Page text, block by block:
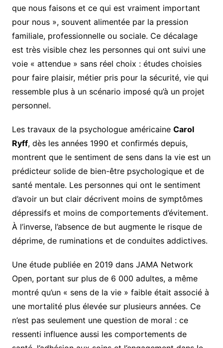
que nous faisons et ce qui est vraiment important
pour nous », souvent alimentée par la pression
familiale, professionnelle ou sociale. Ce décalage
est très visible chez les personnes qui ont suivi une
voie « attendue » sans réel choix : études choisies
pour faire plaisir, métier pris pour la sécurité, vie qui
ressemble plus à un scénario imposé qu’à un projet
personnel.
Les travaux de la psychologue américaine Carol
Ryff, dès les années 1990 et confirmés depuis,
montrent que le sentiment de sens dans la vie est un
prédicteur solide de bien-être psychologique et de
santé mentale. Les personnes qui ont le sentiment
d’avoir un but clair décrivent moins de symptômes
dépressifs et moins de comportements d’évitement.
À l’inverse, l’absence de but augmente le risque de
déprime, de ruminations et de conduites addictives.
Une étude publiée en 2019 dans JAMA Network
Open, portant sur plus de 6 000 adultes, a même
montré qu’un « sens de la vie » faible était associé à
une mortalité plus élevée sur plusieurs années. Ce
n’est pas seulement une question de moral : ce
ressenti influence aussi les comportements de